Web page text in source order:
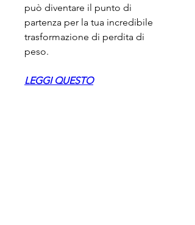
può diventare il punto di
partenza per la tua incredibile
trasformazione di perdita di
peso.
LEGGI QUESTO